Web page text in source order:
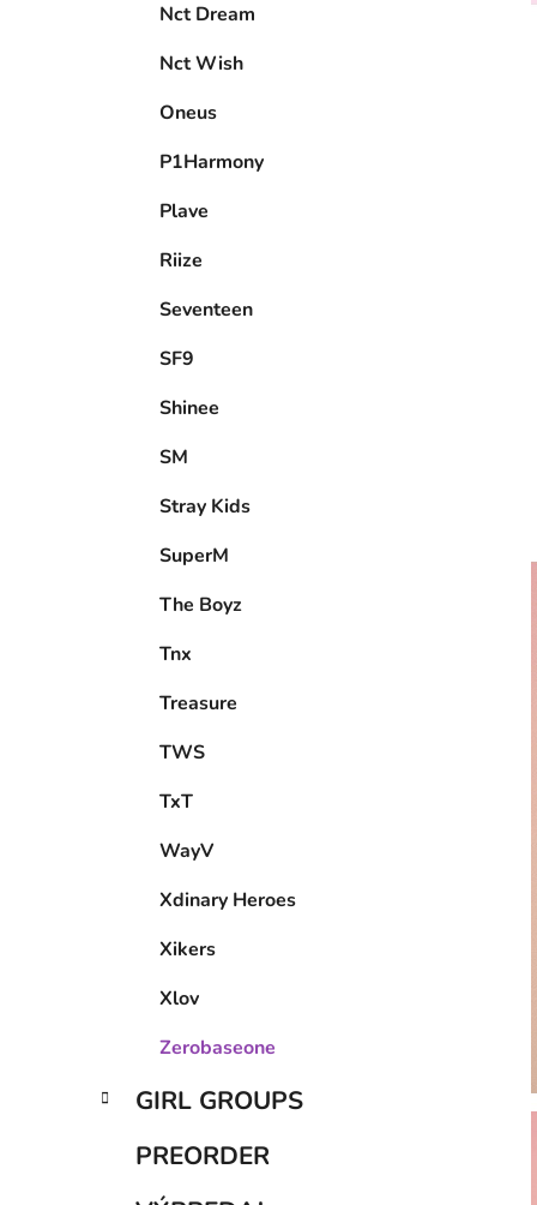
Nct Dream
Nct Wish
Oneus
P1Harmony
Plave
Riize
Seventeen
SF9
Shinee
SM
Stray Kids
SuperM
The Boyz
Tnx
Treasure
TWS
TxT
WayV
Xdinary Heroes
Xikers
Xlov
Zerobaseone
GIRL GROUPS
PREORDER